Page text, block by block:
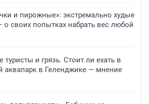
и пирожные»: экстремально худые
своих попытках набрать вес любой
туристы и грязь. Стоит ли ехать в
в Геленджике — мнение